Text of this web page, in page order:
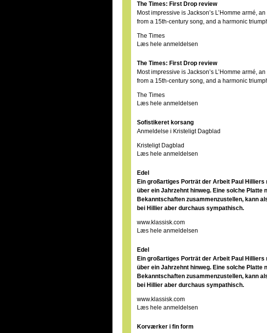
The Times: First Drop review
Most impressive is Jackson’s L’Homme armé,
from a 15th-century song, and a harmonic
The Times
Læs hele anmeldelsen
The Times: First Drop review
Most impressive is Jackson’s L’Homme armé,
from a 15th-century song, and a harmonic
The Times
Læs hele anmeldelsen
Sofistikeret korsang
Anmeldelse i Kristeligt Dagblad
Kristeligt Dagblad
Læs hele anmeldelsen
Edel
Ein großartiges Porträt der Arbeit Paul Hilliers
über ein Jahrzehnt hinweg. Eine solche Platte
Bekanntschaften zusammenzustellen, kann
bei Hillier aber durchaus sympathisch.
www.klassisk.com
Læs hele anmeldelsen
Edel
Ein großartiges Porträt der Arbeit Paul Hilliers
über ein Jahrzehnt hinweg. Eine solche Platte
Bekanntschaften zusammenzustellen, kann
bei Hillier aber durchaus sympathisch.
www.klassisk.com
Læs hele anmeldelsen
Korværker i fin form